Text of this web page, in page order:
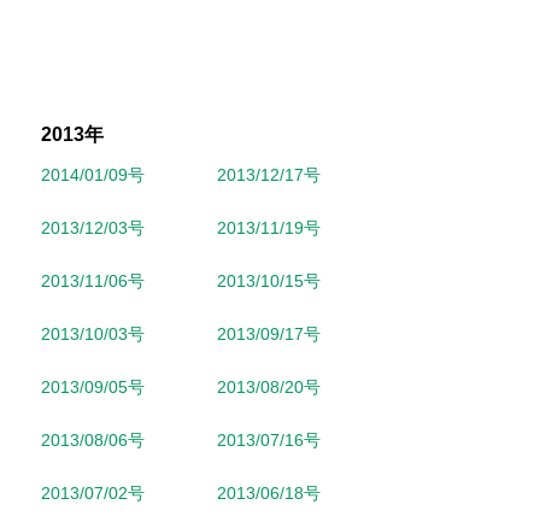
2013年
2014/01/09号 2013/12/17号
2013/12/03号 2013/11/19号
2013/11/06号 2013/10/15号
2013/10/03号 2013/09/17号
2013/09/05号 2013/08/20号
2013/08/06号 2013/07/16号
2013/07/02号 2013/06/18号